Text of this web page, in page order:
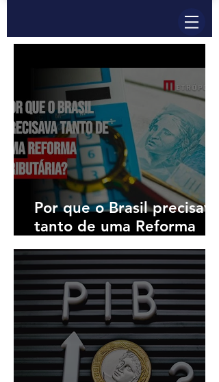
Por que o Brasil precisava
tanto de uma Reforma
Tributária?